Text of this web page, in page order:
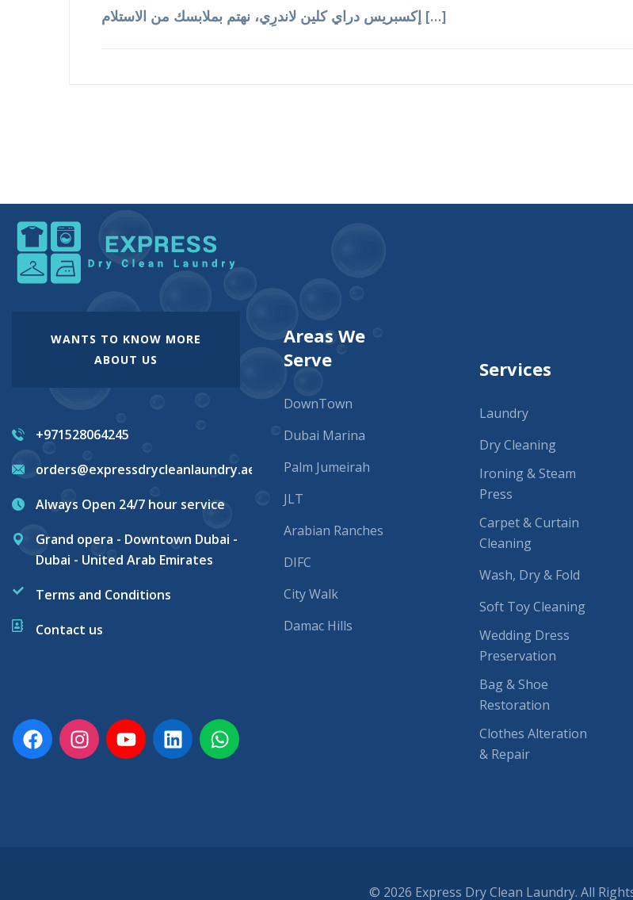
إكسبريس دراي كلين لاندرِي، نهتم بملابسك من الاستلام […]
WANTS TO KNOW MORE
ABOUT US
+971528064245
orders@expressdrycleanlaundry.ae
Always Open 24/7 hour service
Grand opera - Downtown Dubai -
Dubai - United Arab Emirates
Terms and Conditions
Contact us
Areas We
Serve
DownTown
Dubai Marina
Palm Jumeirah
JLT
Arabian Ranches
DIFC
City Walk
Damac Hills
Services
Laundry
Dry Cleaning
Ironing & Steam
Press
Carpet & Curtain
Cleaning
Wash, Dry & Fold
Soft Toy Cleaning
Wedding Dress
Preservation
Bag & Shoe
Restoration
Clothes Alteration
& Repair
© 2026 Express Dry Clean Laundry. All